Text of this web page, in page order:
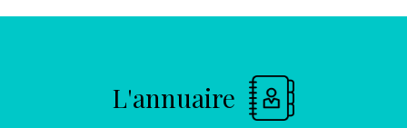
L'annuaire